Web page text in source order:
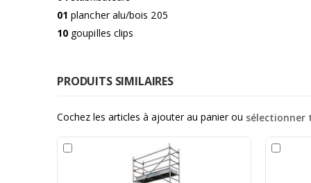
01 plancher alu/bois 205
10 goupilles clips
PRODUITS SIMILAIRES
Cochez les articles à ajouter au panier ou sélectionner